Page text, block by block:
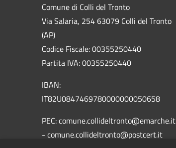
Comune di Colli del Tronto
Via Salaria, 254 63079 Colli del Tronto
(AP)
Codice Fiscale: 00355250440
Partita IVA: 00355250440
IBAN:
IT82U0847469780000000050658
PEC: comune.collideltronto@emarche.it
- comune.collideltronto@postcert.it